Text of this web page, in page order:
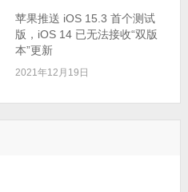
苹果推送 iOS 15.3 首个测试
版，iOS 14 已无法接收“双版
本”更新
2021年12月19日